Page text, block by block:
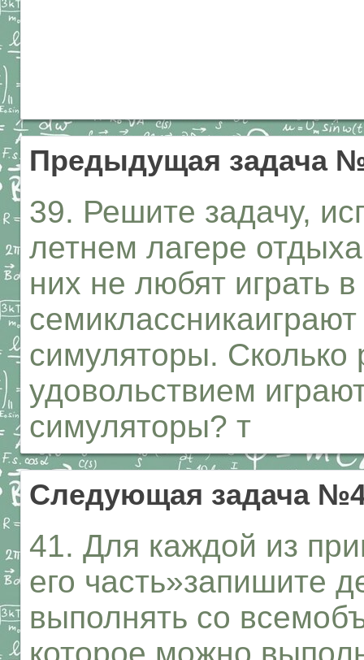
Предыдущая задача
39. Решите задачу,
летнем лагере
них не любят играть
симуляторы. Сколько
удовольствием
симуляторы? т
Следующая задача
41. Для каждой из
его часть»запишите
выполнять со
которое можно